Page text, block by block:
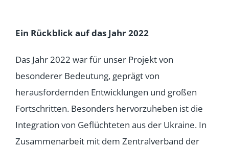
Ein Rückblick auf das Jahr 2022
Das Jahr 2022 war für unser Projekt von
besonderer Bedeutung, geprägt von
herausfordernden Entwicklungen und großen
Fortschritten. Besonders hervorzuheben ist die
Integration von Geflüchteten aus der Ukraine. In
Zusammenarbeit mit dem Zentralverband der